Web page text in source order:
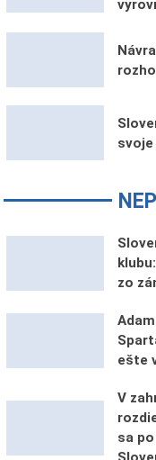
zo
ešte
V
sa